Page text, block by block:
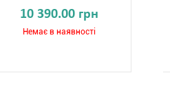
10 390.00 грн
Немає в наявності